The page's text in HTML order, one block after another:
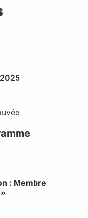
: Membre